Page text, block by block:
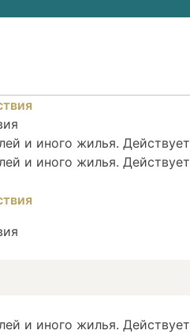
и иного жилья. Действует
и иного жилья.
и иного жилья.